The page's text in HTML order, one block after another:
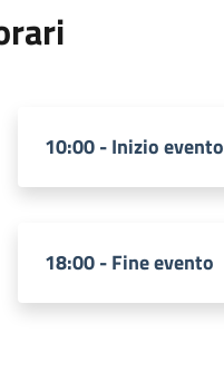
10:00 - Inizio evento
18:00 - Fine evento